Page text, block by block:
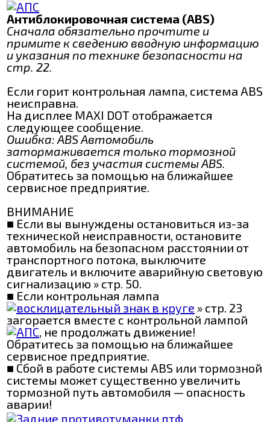
Антиблокировочная система (ABS)
Сначала обязательно прочтите и
примите к сведению вводную информацию
и указания по технике безопасности на
стр. 22.
Если горит контрольная лампа, система ABS
неисправна.
На дисплее MAXI DOT отображается
следующее сообщение.
Ошибка: ABS Автомобиль
затормаживается только тормозной
системой, без участия системы ABS.
Обратитесь за помощью на ближайшее
сервисное предприятие.
ВНИМАНИЕ
■ Если вы вынуждены остановиться из-за
технической неисправности, остановите
автомобиль на безопасном расстоянии от
транспортного потока, выключите
двигатель и включите аварийную световую
сигнализацию » стр. 50.
■ Если контрольная лампа
» стр. 23
загорается вместе с контрольной лампой
, не продолжать движение!
Обратитесь за помощью на ближайшее
сервисное предприятие.
■ Сбой в работе системы ABS или тормозной
системы может существенно увеличить
тормозной путь автомобиля — опасность
аварии!